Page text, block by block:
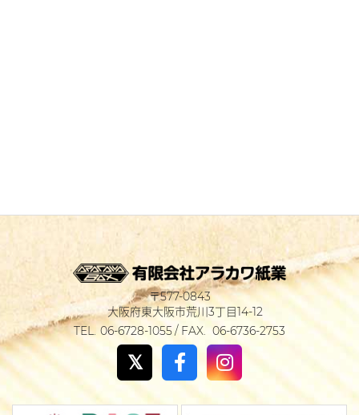
577-0843
大阪府東大阪市荒川3丁目14-12
06-6728-1055
06-6736-2753